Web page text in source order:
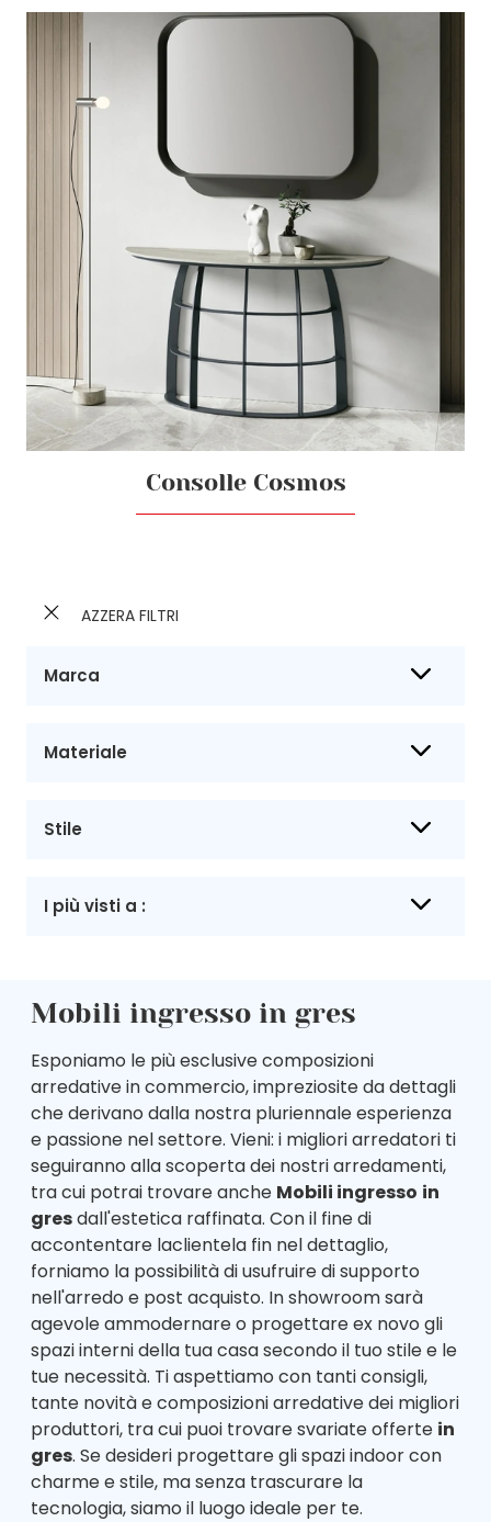
AZZERA FILTRI
Marca
Materiale
Stile
I più visti a :
Consolle Cosmos
Mobili ingresso in gres
Esponiamo le più esclusive composizioni
arredative in commercio, impreziosite da dettagli
che derivano dalla nostra pluriennale esperienza
e passione nel settore. Vieni: i migliori arredatori ti
seguiranno alla scoperta dei nostri arredamenti,
tra cui potrai trovare anche Mobili ingresso in
gresdall'estetica raffinata. Con il fine di
accontentare laclientela fin nel dettaglio,
forniamo la possibilità di usufruire di supporto
nell'arredo e post acquisto. In showroom sarà
agevole ammodernare o progettare ex novo gli
spazi interni della tua casa secondo il tuo stile e le
tue necessità. Ti aspettiamo con tanti consigli,
tante novità e composizioni arredative dei migliori
produttori, tra cui puoi trovare svariate offerte in
gres. Se desideri progettare gli spazi indoor con
charme e stile, ma senza trascurare la
tecnologia, siamo il luogo ideale per te.